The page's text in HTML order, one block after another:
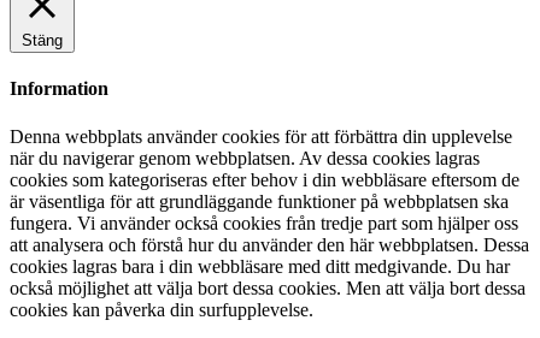
Stäng
Information
Denna webbplats använder cookies för att förbättra din upplevelse
när du navigerar genom webbplatsen. Av dessa cookies lagras
cookies som kategoriseras efter behov i din webbläsare eftersom de
är väsentliga för att grundläggande funktioner på webbplatsen ska
fungera. Vi använder också cookies från tredje part som hjälper oss
att analysera och förstå hur du använder den här webbplatsen. Dessa
cookies lagras bara i din webbläsare med ditt medgivande. Du har
också möjlighet att välja bort dessa cookies. Men att välja bort dessa
cookies kan påverka din surfupplevelse.